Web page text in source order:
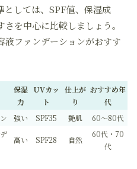
としては、SPF値、保湿成
を中心に比較しましょう。
液ファンデーションがおすす
保湿
力
UVカッ
ト
仕上が
り
おすすめ年
代
強い SPF35 艶肌
60〜80代
高い SPF28 自然
60代・70
代